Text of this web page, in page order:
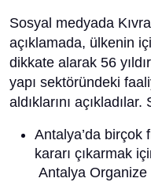
Sosyal medyada
açıklamada, ülkenin
dikkate alarak 56
yapı sektöründeki
aldıklarını
Antalya’da birçok
kararı çıkarmak
Antalya Organize